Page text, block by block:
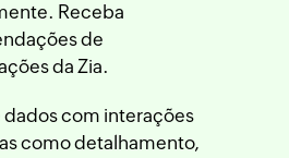
Receba
de
da Zia.
dados com interações
como detalhamento,